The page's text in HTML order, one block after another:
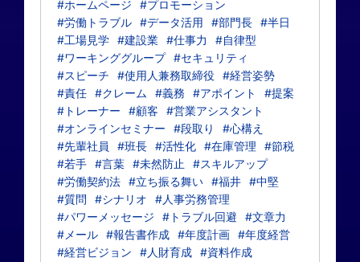
#ホームページ
#プロモーション
#労働トラブル #データ活用 #部門長 #半日
#工場見学 #建設業 #仕事力
#自律型
#ワーキンググループ #セキュリティ
#スピーチ
#使用人兼務取締役 #経営姿勢
#責任 #クレーム #義務 #アポイント
#提案
#トレーナー
#顧客
#営業アシスタント
#オンラインセミナー
#段取り
#心構え
#先輩社員
#班長 #活性化 #在庫管理
#節税
#若手 #言葉 #未然防止
#スキルアップ
#労働契約法 #立ち振る舞い #福井 #中堅
#質問
#シナリオ
#人事労務管理
#パワーメッセージ
#トラブル回避
#文章力
#メール #報告書作成 #年度計画 #年度経営
#経営ビジョン
#人財育成 #資料作成